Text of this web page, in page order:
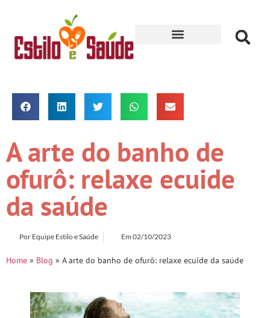
A arte do banho de
ofurô: relaxe ecuide
da saúde
Por Equipe Estilo e Saúde Em 02/10/2023
Home » Blog » A arte do banho de ofurô: relaxe ecuide da saúde